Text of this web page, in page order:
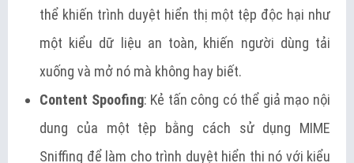
thể khiến trình duyệt hiển thị một tệp độc hại như
một kiểu dữ liệu an toàn, khiến người dùng tải
xuống và mở nó mà không hay biết.
Content Spoofing: Kẻ tấn công có thể giả mạo nội
dung của một tệp bằng cách sử dụng MIME
Sniffing để làm cho trình duyệt hiển thị nó với kiểu